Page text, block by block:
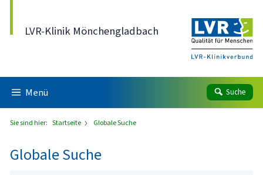
LVR-Klinik Mönchengladbach
Menü Suche
Sie sind hier: Startseite Globale Suche
Globale Suche